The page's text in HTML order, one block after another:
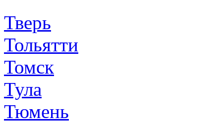
Тверь
Тольятти
Томск
Тула
Тюмень